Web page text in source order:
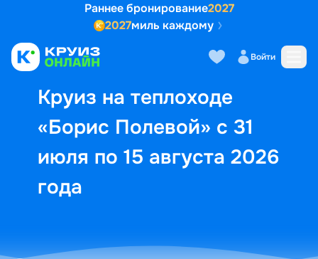
Раннее бронирование2027
2027миль каждому
Войти
Круиз на теплоходе
«Борис Полевой» с 31
июля по 15 августа 2026
года
Выбор кают Маршрут и